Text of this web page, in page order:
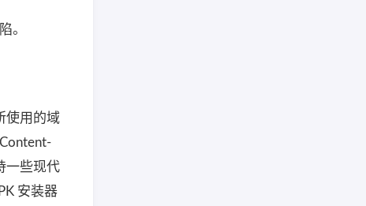
。
使用的域
一些现代
安装器